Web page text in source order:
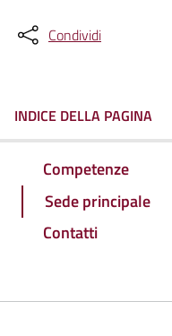
Condividi
INDICE DELLA PAGINA
Competenze
Sede principale
Contatti